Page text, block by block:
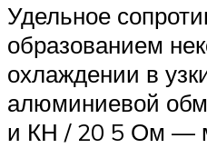
Удельное
образованием
охлаждении в
алюминиевой
и КН / 20 5 Ом —